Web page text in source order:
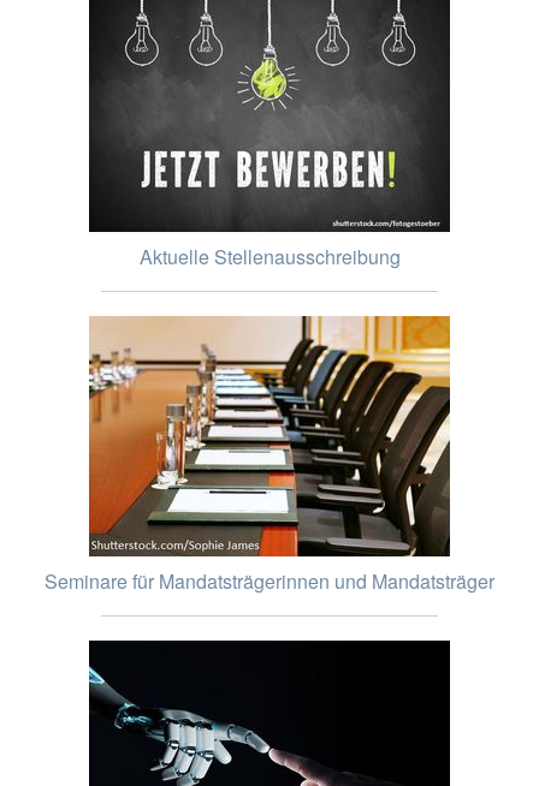
Aktuelle Stellenausschreibung
Seminare für Mandatsträgerinnen und Mandatsträger